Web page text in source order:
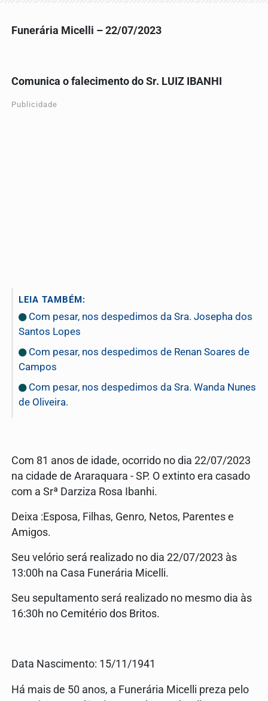
Funerária Micelli – 22/07/2023
Comunica o falecimento do Sr. LUIZ IBANHI
Publicidade
LEIA TAMBÉM:
Com pesar, nos despedimos da Sra. Josepha dos
Santos Lopes
Com pesar, nos despedimos de Renan Soares de
Campos
Com pesar, nos despedimos da Sra. Wanda Nunes
de Oliveira.
Com 81 anos de idade, ocorrido no dia 22/07/2023
na cidade de Araraquara - SP. O extinto era casado
com a Srª Darziza Rosa Ibanhi.
Deixa :Esposa, Filhas, Genro, Netos, Parentes e
Amigos.
Seu velório será realizado no dia 22/07/2023 às
13:00h na Casa Funerária Micelli.
Seu sepultamento será realizado no mesmo dia às
16:30h no Cemitério dos Britos.
Data Nascimento: 15/11/1941
Há mais de 50 anos, a Funerária Micelli preza pelo